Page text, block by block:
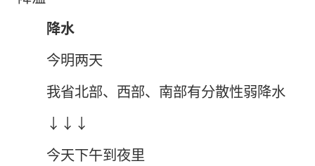
降水
今明两天
我省北部、西部、南部有分散性弱降水
↓↓↓
今天下午到夜里